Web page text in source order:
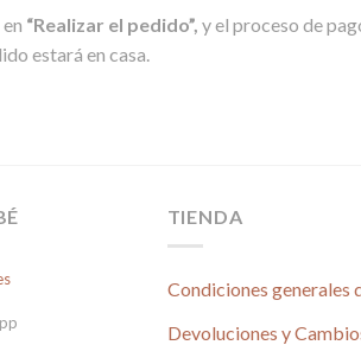
“Realizar el pedido”, y el proceso de
estará en casa.
TIENDA
Condiciones generales
Devoluciones y